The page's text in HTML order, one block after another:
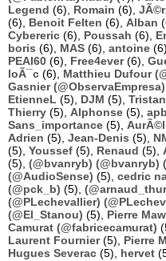
Legend (6), Romain (6),
(6), Benoit Felten (6), Alban
Cybereric (6), Poussah (6),
boris (6), MAS (6), antoine
PEAI60 (6), Free4ever(6),
loÃ¯c (6), Matthieu Dufour
Gasnier (@ObservaEmpresa)
EtienneL (5), DJM (5), Tristan
Thierry (5), Alphonse (5),
Sans_importance (5),
Adrien (5), Jean-Denis (5),
(5), Youssef (5), Renaud (5),
(5), (@bvanryb) (@bvanryb)
(@AudioSense) (5), cedric
(@pck_b) (5),
(@PLechevallier)
(@El_Stanou) (5), Pierre
Camurat (@fabricecamurat)
Laurent Fournier(5), Pierre
Hugues Severac (5), hervet